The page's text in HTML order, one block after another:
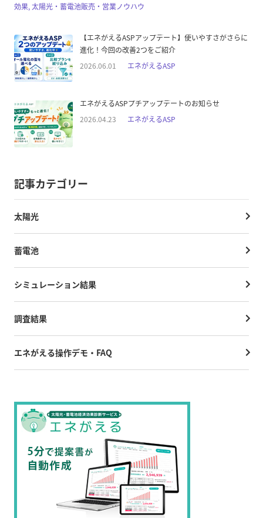
効果, 太陽光・蓄電池販売・営業ノウハウ
【エネがえるASPアップデート】使いやすさがさらに
進化！今回の改善2つをご紹介
2026.06.01
エネがえるASP
エネがえるASPプチアップデートのお知らせ
2026.04.23
エネがえるASP
記事カテゴリー
太陽光
蓄電池
シミュレーション結果
調査結果
エネがえる操作デモ・FAQ